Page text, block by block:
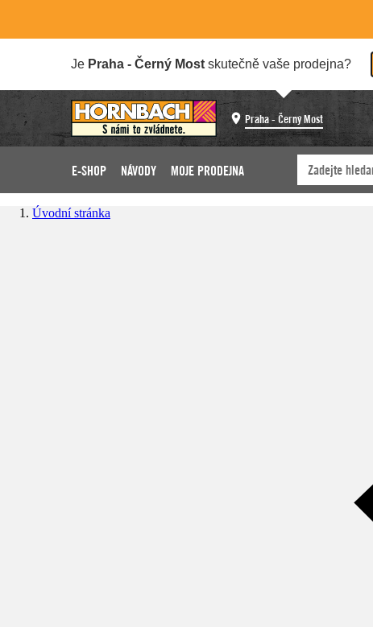
Je Praha - Černý Most skutečně vaše prodejna?
Praha - Černý Most
E-SHOP NÁVODY MOJE PRODEJNA
Úvodní stránka